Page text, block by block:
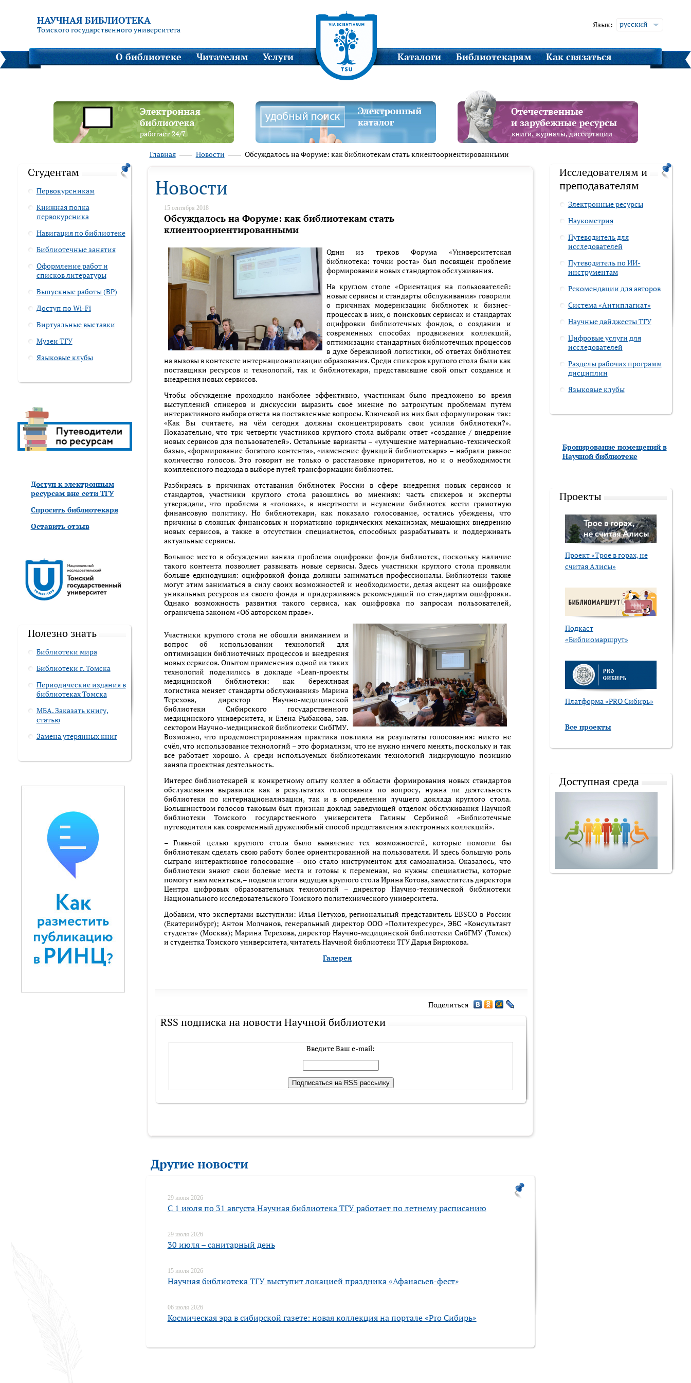
НАУЧНАЯ БИБЛИОТЕКА
Томского государственного университета
русский
Язык:
О библиотеке Читателям Услуги Каталоги Библиотекарям Как связаться
Студентам
Первокурсникам
Книжная полка
первокурсника
Навигация по библиотеке
Библиотечные занятия
Оформление работ и
списков литературы
Выпускные работы (ВР)
Доступ по Wi-Fi
Виртуальные выставки
Музеи ТГУ
Языковые клубы
Доступ к электронным
ресурсам вне сети ТГУ
Спросить библиотекаря
Оставить отзыв
Полезно знать
Библиотеки мира
Библиотеки г. Томска
Периодические издания в
библиотеках Томска
МБА. Заказать книгу,
статью
Замена утерянных книг
Главная Новости Обсуждалось на Форуме: как библиотекам стать клиентоориентированными
Новости
15 сентября 2018
Обсуждалось на Форуме: как библиотекам стать
клиентоориентированными
Один из треков Форума «Университетская
библиотека: точки роста» был посвящён проблеме
формирования новых стандартов обслуживания.
На круглом столе «Ориентация на пользователей:
новые сервисы и стандарты обслуживания» говорили
о причинах модернизации библиотек и бизнес-
процессах в них, о поисковых сервисах и стандартах
оцифровки библиотечных фондов, о создании и
современных способах продвижения коллекций,
оптимизации стандартных библиотечных процессов
в духе бережливой логистики, об ответах библиотек
на вызовы в контексте интернационализации образования. Среди спикеров круглого стола были как
поставщики ресурсов и технологий, так и библиотекари, представившие свой опыт создания и
внедрения новых сервисов.
Чтобы обсуждение проходило наиболее эффективно, участникам было предложено во время
выступлений спикеров и дискуссии выразить своё мнение по затронутым проблемам путём
интерактивного выбора ответа на поставленные вопросы. Ключевой из них был сформулирован так:
«Как Вы считаете, на чём сегодня должны сконцентрировать свои усилия библиотеки?».
Показательно, что три четверти участников круглого стола выбрали ответ «создание / внедрение
новых сервисов для пользователей». Остальные варианты – «улучшение материально-технической
базы», «формирование богатого контента», «изменение функций библиотекаря» – набрали равное
количество голосов. Это говорит не только о расстановке приоритетов, но и о необходимости
комплексного подхода в выборе путей трансформации библиотек.
Разбираясь в причинах отставания библиотек России в сфере внедрения новых сервисов и
стандартов, участники круглого стола разошлись во мнениях: часть спикеров и эксперты
утверждали, что проблема в «головах», в инертности и неумении библиотек вести грамотную
финансовую политику. Но библиотекари, как показало голосование, остались убеждены, что
причины в сложных финансовых и нормативно-юридических механизмах, мешающих внедрению
новых сервисов, а также в отсутствии специалистов, способных разрабатывать и поддерживать
актуальные сервисы.
Большое место в обсуждении заняла проблема оцифровки фонда библиотек, поскольку наличие
такого контента позволяет развивать новые сервисы. Здесь участники круглого стола проявили
больше единодушия: оцифровкой фонда должны заниматься профессионалы. Библиотеки также
могут этим заниматься в силу своих возможностей и необходимости, делая акцент на оцифровке
уникальных ресурсов из своего фонда и придерживаясь рекомендаций по стандартам оцифровки.
Однако возможность развития такого сервиса, как оцифровка по запросам пользователей,
ограничена законом «Об авторском праве».
Участники круглого стола не обошли вниманием и
вопрос об использовании технологий для
оптимизации библиотечных процессов и внедрения
новых сервисов. Опытом применения одной из таких
технологий поделились в докладе «Lean-проекты
медицинской библиотеки: как бережливая
логистика меняет стандарты обслуживания» Марина
Терехова, директор Научно-медицинской
библиотеки Сибирского государственного
медицинского университета, и Елена Рыбакова, зав.
сектором Научно-медицинской библиотеки СибГМУ.
Возможно, что продемонстрированная практика повлияла на результаты голосования: никто не
счёл, что использование технологий – это формализм, что не нужно ничего менять, поскольку и так
всё работает хорошо. А среди используемых библиотеками технологий лидирующую позицию
заняла проектная деятельность.
Интерес библиотекарей к конкретному опыту коллег в области формирования новых стандартов
обслуживания выразился как в результатах голосования по вопросу, нужна ли деятельность
библиотеки по интернационализации, так и в определении лучшего доклада круглого стола.
Большинством голосов таковым был признан доклад заведующей отделом обслуживания Научной
библиотеки Томского государственного университета Галины Сербиной «Библиотечные
путеводители как современный дружелюбный способ представления электронных коллекций».
– Главной целью круглого стола было выявление тех возможностей, которые помогли бы
библиотекам сделать свою работу более ориентированной на пользователя. И здесь большую роль
сыграло интерактивное голосование – оно стало инструментом для самоанализа. Оказалось, что
библиотеки знают свои болевые места и готовы к переменам, но нужны специалисты, которые
помогут нам меняться, – подвела итоги ведущая круглого стола Ирина Котова, заместитель директора
Центра цифровых образовательных технологий – директор Научно-технической библиотеки
Национального исследовательского Томского политехнического университета.
Добавим, что экспертами выступили: Илья Петухов, региональный представитель EBSCO в России
(Екатеринбург); Антон Молчанов, генеральный директор ООО «Политехресурс», ЭБС «Консультант
студента» (Москва); Марина Терехова, директор Научно-медицинской библиотеки СибГМУ (Томск)
и студентка Томского университета, читатель Научной библиотеки ТГУ Дарья Бирюкова.
Галерея
Поделиться
RSS подписка на новости Научной библиотеки
Введите Ваш e-mail:
Другие новости
29 июня 2026
С 1 июля по 31 августа Научная библиотека ТГУ работает по летнему расписанию
29 июля 2026
30 июля – санитарный день
15 июля 2026
Научная библиотека ТГУ выступит локацией праздника «Афанасьев-фест»
06 июля 2026
Космическая эра в сибирской газете: новая коллекция на портале «Pro Сибирь»
Исследователям и
преподавателям
Электронные ресурсы
Наукометрия
Путеводитель для
исследователей
Путеводитель по ИИ-
инструментам
Рекомендации для авторов
Система «Антиплагиат»
Научные дайджесты ТГУ
Цифровые услуги для
исследователей
Разделы рабочих программ
дисциплин
Языковые клубы
Бронирование помещений в
Научной библиотеке
Проекты
Проект «Трое в горах, не
считая Алисы»
Подкаст
«Библиомаршрут»
Платформа «PRO Сибирь»
Все проекты
Доступная среда